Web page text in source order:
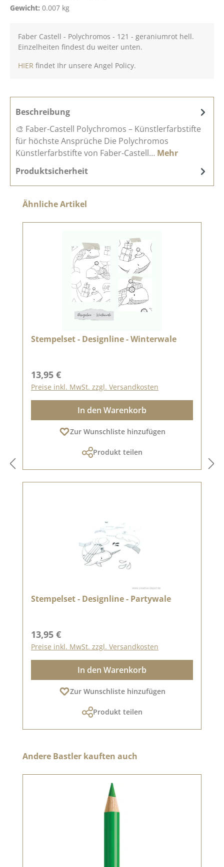
Gewicht: 0.007 kg
Faber Castell - Polychromos - 121 - geraniumrot hell.
Einzelheiten findest du weiter unten.
HIER findet Ihr unsere Angel Policy.
Beschreibung
🎨 Faber-Castell Polychromos – Künstlerfarbstifte
für höchste Ansprüche Die Polychromos
Künstlerfarbstifte von Faber-Castell… Mehr
Produktsicherheit
Produktgalerie überspringen
Ähnliche Artikel
Stempelset - Designline - Winterwale
Regulärer Preis:
13,95 €
Preise inkl. MwSt. zzgl. Versandkosten
In den Warenkorb
Zur Wunschliste hinzufügen
Produkt teilen
Stempelset - Designline - Partywale
Regulärer Preis:
13,95 €
Preise inkl. MwSt. zzgl. Versandkosten
In den Warenkorb
Zur Wunschliste hinzufügen
Produkt teilen
Produktgalerie überspringen
Andere Bastler kauften auch